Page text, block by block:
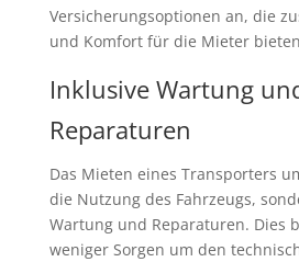
Versicherungsoptionen an, die
und Komfort für die Mieter
Inklusive Wartung
Reparaturen
Das Mieten eines Transporters
die Nutzung des Fahrzeugs,
Wartung und Reparaturen. Dies
weniger Sorgen um den